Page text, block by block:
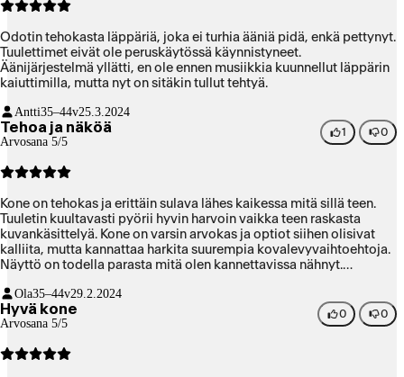
Markkinointi- ja media-alan ammattilaisena olen tottunut
kehittyvät ammattilaisohjelmat vaativat yhä enemmän resursseja
vuosien varrella: niin kuin tässäkin tapauksessa. Ostoksen laatu- ja
hintataso ovat kohdillaan.
Odotin tehokasta läppäriä, joka ei turhia ääniä pidä, enkä pettynyt.
Tuulettimet eivät ole peruskäytössä käynnistyneet.
Äänijärjestelmä yllätti, en ole ennen musiikkia kuunnellut läppärin
kaiuttimilla, mutta nyt on sitäkin tullut tehtyä.
Antti35–44v25.3.2024
Tehoa ja näköä
Arvosana 5/5
1 0
Kone on tehokas ja erittäin sulava lähes kaikessa mitä sillä teen.
Tuuletin kuultavasti pyörii hyvin harvoin vaikka teen raskasta
kuvankäsittelyä. Kone on varsin arvokas ja optiot siihen olisivat
kalliita, mutta kannattaa harkita suurempia kovalevyvaihtoehtoja.
Näyttö on todella parasta mitä olen kannettavissa nähnyt.
se voi olla huono jos kirjoitta paljon. Omaani otin 36 gigatavua
muistia ja se ei ole kuvankäsittelyssä loppunut vielä kesken
isommillaan projekteilla. Tumma väri saattaa jonkun mielestä
tummansininen. Tumma väri on luonnossa todella tyylikäs. 14"
Ola35–44v29.2.2024
Hyvä kone
Arvosana 5/5
0 0